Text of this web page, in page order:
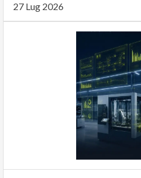
27 Lug 2026